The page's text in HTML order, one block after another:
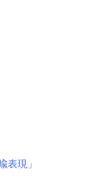
表現」